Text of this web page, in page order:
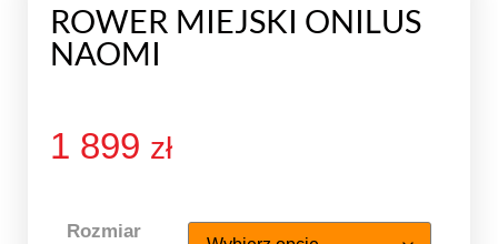
ROWER MIEJSKI ONILUS
NAOMI
1 899 zł
Rozmiar